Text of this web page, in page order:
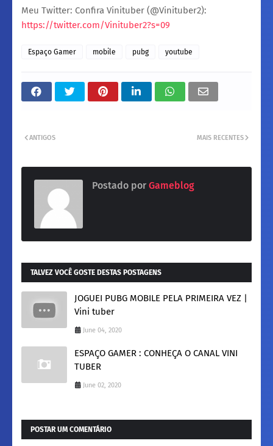
Meu Twitter: Confira Vinituber (@Vinituber2):
https://twitter.com/Vinituber2?s=09
Espaço Gamer mobile pubg youtube
MAIS RECENTES
ANTIGOS
Postado por Gameblog
TALVEZ VOCÊ GOSTE DESTAS POSTAGENS
JOGUEI PUBG MOBILE PELA PRIMEIRA VEZ |
Vini tuber
June 04, 2020
ESPAÇO GAMER : CONHEÇA O CANAL VINI
TUBER
June 02, 2020
POSTAR UM COMENTÁRIO